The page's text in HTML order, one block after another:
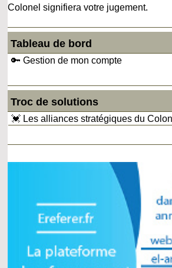
Colonel signifiera votre jugement.
Tableau de bord
🔑 Gestion de mon compte
Troc de solutions
💓 Les alliances stratégiques du